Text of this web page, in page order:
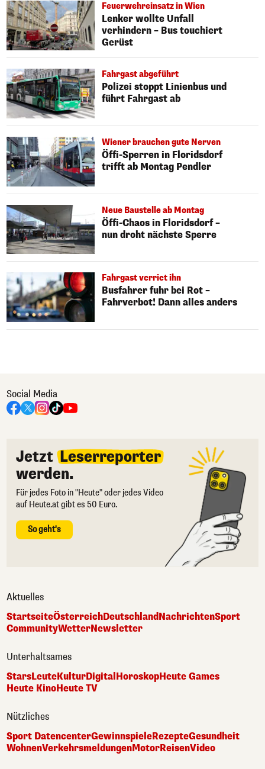
Feuerwehreinsatz in Wien
Lenker wollte Unfall
verhindern – Bus touchiert
Gerüst
Fahrgast abgeführt
Polizei stoppt Linienbus und
führt Fahrgast ab
Wiener brauchen gute Nerven
Öffi-Sperren in Floridsdorf
trifft ab Montag Pendler
Neue Baustelle ab Montag
Öffi-Chaos in Floridsdorf –
nun droht nächste Sperre
Fahrgast verriet ihn
Busfahrer fuhr bei Rot –
Fahrverbot! Dann alles anders
Social Media
Jetzt Leserreporter
werden.
Für jedes Foto in "Heute" oder jedes Video
auf Heute.at gibt es 50 Euro.
So geht's
Aktuelles
StartseiteÖsterreichDeutschlandNachrichtenSport
CommunityWetterNewsletter
Unterhaltsames
StarsLeuteKulturDigitalHoroskopHeute Games
Heute KinoHeute TV
Nützliches
Sport DatencenterGewinnspieleRezepteGesundheit
WohnenVerkehrsmeldungenMotorReisenVideo